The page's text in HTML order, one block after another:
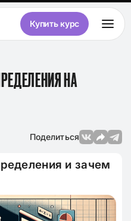
Купить курс
НА
Поделиться
и зачем